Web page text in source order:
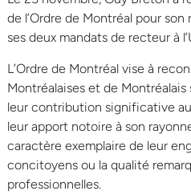
de l’Ordre de Montréal pour
ses deux mandats de recteur à
L’Ordre de Montréal vise à
Montréalaises et de
leur contribution significative
leur apport notoire à son
caractère exemplaire de leur
concitoyens ou la qualité
professionnelles.